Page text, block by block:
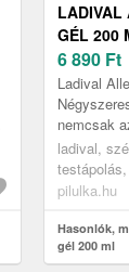
LADIVAL
GÉL 200
6 890 Ft
Ladival
nemcsak
sugárzás,
sugárzás,
fény, beleé...
ladival,
fényvédő
krémek spf
pilulka.hu
Hasonlók,
gél 200 ml